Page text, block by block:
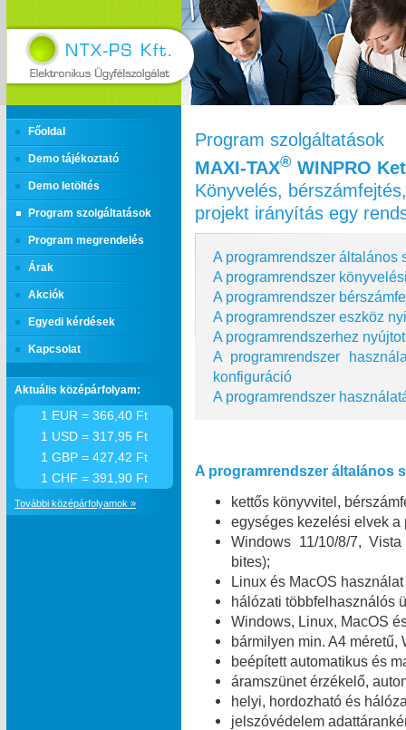
Főoldal
Demo tájékoztató
Demo letöltés
Program szolgáltatások
Program megrendelés
Árak
Akciók
Egyedi kérdések
Kapcsolat
Program szolgáltatások
MAXI‑TAX® WINPRO
Könyvelés,
projekt irányítás egy
A programrendszer általános
A programrendszer
A programrendszer
A programrendszer eszköz
A programrendszerhez
A programrendszer
konfiguráció
A programrendszer
A programrendszer általános
kettős könyvvitel,
egységes kezelési elvek a
Windows 11/10/8/7,
bites);
Linux és MacOS
hálózati többfelhasználós
Windows, Linux, MacOS
bármilyen min. A4
beépített automatikus és
áramszünet érzékelő,
helyi, hordozható és
jelszóvédelem
Aktuális középárfolyam:
1 EUR = 366,40 Ft
1 USD = 317,95 Ft
1 GBP = 427,42 Ft
1 CHF = 391,90 Ft
További középárfolyamok »